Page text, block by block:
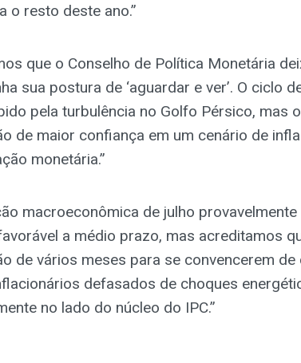
o resto deste ano.”
que o Conselho de Política Monetária
sua postura de ‘aguardar e ver’. O ciclo
pela turbulência no Golfo Pérsico, mas
de maior confiança em um cenário de
monetária.”
macroeconômica de julho
a médio prazo, mas acreditamos
de vários meses para se convencerem
defasados de choques
no lado do núcleo do IPC.”